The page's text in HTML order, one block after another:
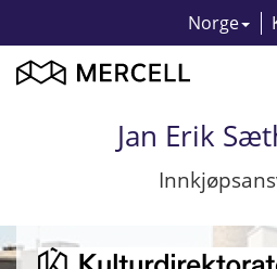
Norge
Jan Erik